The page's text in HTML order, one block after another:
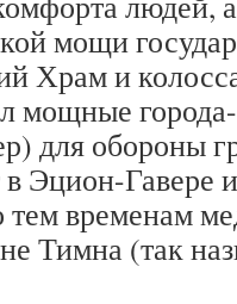
мощи
Храм и
мощные
для обороны
Эцион-Гавере и
тем временам
Тимна (так